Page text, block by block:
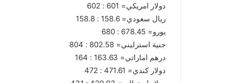
دولار امريكي= 601 : 602
ريال سعودي= 158.6 : 158.8
يورو= 678.45 : 680
جنية استرليني= 802.58 : 804
درهم اماراتي= 163.63 : 164
دولار كندي= 471.61 : 472